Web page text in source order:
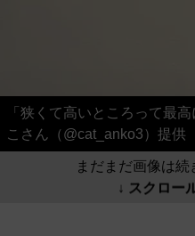
「狭くて高いところって最
こさん（@cat_anko3）提供
まだまだ画像は続
↓ スクロー